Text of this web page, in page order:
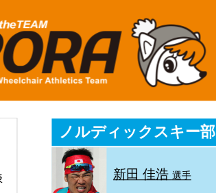
ノルディックスキー部
新田 佳浩 選手